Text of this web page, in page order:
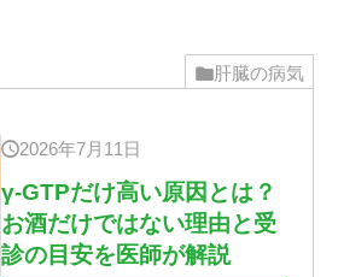
肝臓の病気
2026年7月11日
γ-GTPだけ高い原因とは？
お酒だけではない理由と受
診の目安を医師が解説